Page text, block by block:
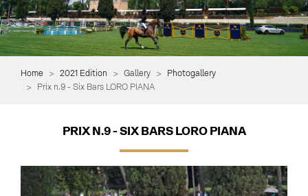
Home 2021 Edition Gallery
Photogallery
Prix n.9 - Six Bars LORO PIANA
PRIX N.9 - SIX BARS LORO PIANA